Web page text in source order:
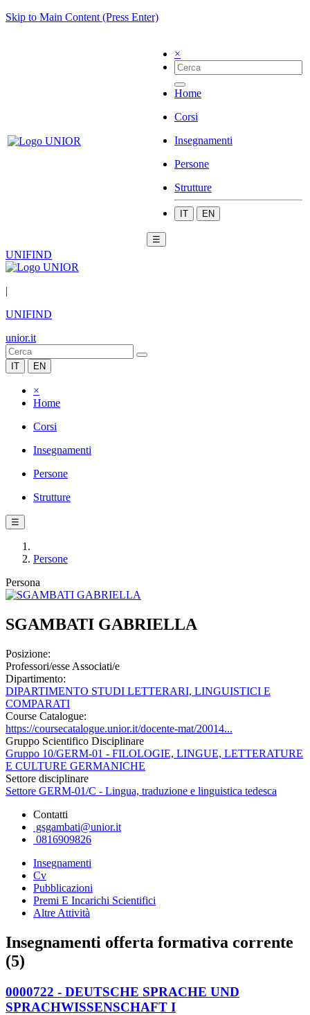
Skip to Main Content (Press Enter)
×
Home
Corsi
Insegnamenti
Persone
Strutture
IT EN
☰
UNIFIND
|
UNIFIND
unior.it
IT EN
×
Home
Corsi
Insegnamenti
Persone
Strutture
☰
Persone
Persona
SGAMBATI GABRIELLA
Posizione:
Professori/esse Associati/e
Dipartimento:
DIPARTIMENTO STUDI LETTERARI, LINGUISTICI E
COMPARATI
Course Catalogue:
https://coursecatalogue.unior.it/docente-mat/20014...
Gruppo Scientifico Disciplinare
Gruppo 10/GERM-01 - FILOLOGIE, LINGUE, LETTERATURE
E CULTURE GERMANICHE
Settore disciplinare
Settore GERM-01/C - Lingua, traduzione e linguistica tedesca
Contatti
gsgambati@unior.it
0816909826
Insegnamenti
Cv
Pubblicazioni
Premi E Incarichi Scientifici
Altre Attività
Insegnamenti offerta formativa corrente
(5)
0000722 - DEUTSCHE SPRACHE UND
SPRACHWISSENSCHAFT I